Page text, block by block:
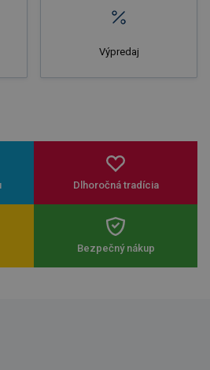
Výpredaj
Dlhoročná tradícia
Bezpečný nákup